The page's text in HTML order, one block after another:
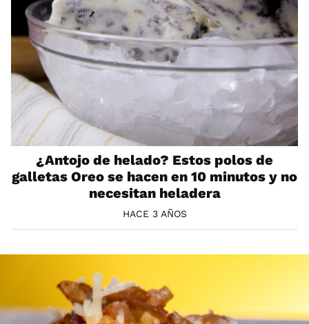
¿Antojo de helado? Estos polos de
galletas Oreo se hacen en 10 minutos y no
necesitan heladera
HACE 3 AÑOS